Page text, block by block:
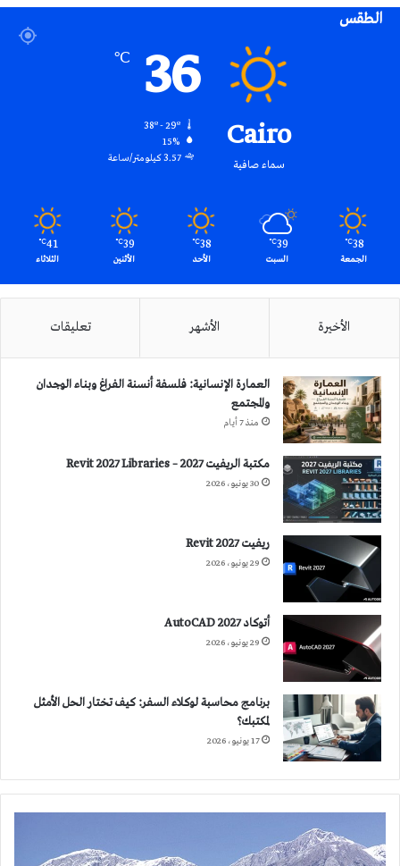
الطقس
Cairo
سماء صافية
36
℃
15%
3.57 كيلومتر/ساعة
38
℃
الجمعة
39
℃
السبت
38
℃
الأحد
39
℃
الأثنين
41
℃
الثلاثاء
الأخيرة الأشهر تعليقات
العمارة الإنسانية: فلسفة أنسنة الفراغ وبناء الوجدان
والمجتمع
منذ 7 أيام
مكتبة الريفيت 2027 – Revit 2027 Libraries
30 يونيو، 2026
ريفيت 2027 Revit
29 يونيو، 2026
أتوكاد 2027 AutoCAD
29 يونيو، 2026
برنامج محاسبة لوكلاء السفر: كيف تختار الحل الأمثل
لمكتبك؟
17 يونيو، 2026
THE